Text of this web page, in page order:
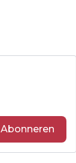
Abonneren